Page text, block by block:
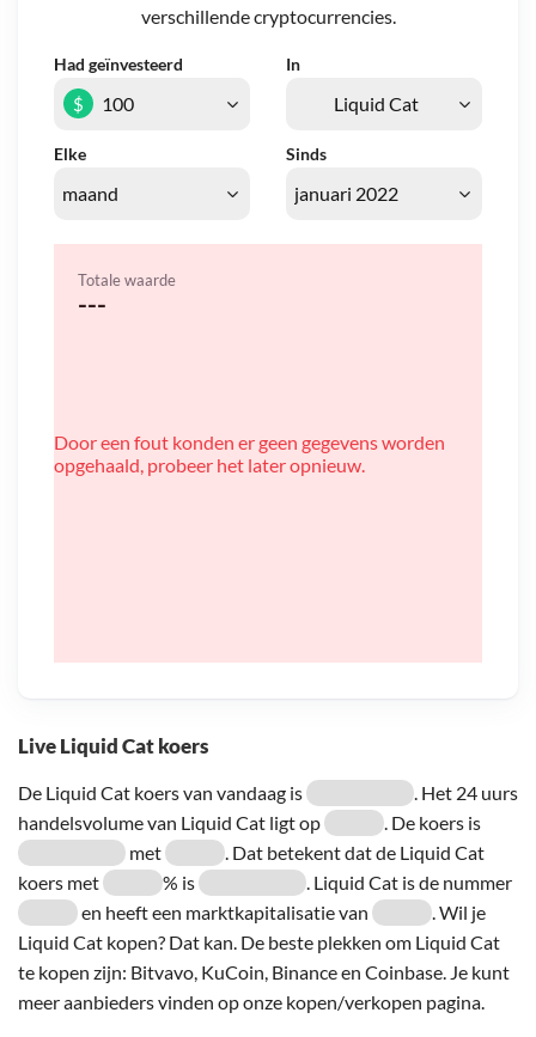
Live Liquid Cat koers
De Liquid Cat koers van vandaag is
. Het 24 uurs
handelsvolume van Liquid Cat ligt op
. De koers is
met
. Dat betekent dat de Liquid Cat
koers met
% is
. Liquid Cat is de nummer
en heeft een marktkapitalisatie van
. Wil je
Liquid Cat kopen? Dat kan. De beste plekken om Liquid Cat
te kopen zijn: Bitvavo, KuCoin, Binance en Coinbase. Je kunt
meer aanbieders vinden op onze kopen/verkopen pagina.
verschillende cryptocurrencies.
Had geïnvesteerd In
Elke Sinds
$
Totale waarde
---
Door een fout konden er geen gegevens worden
opgehaald, probeer het later opnieuw.